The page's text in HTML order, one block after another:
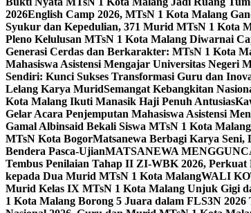
2026English Camp 2026, MTsN 1 Kota Malang
Syukur dan Kepedulian, 371 Murid MTsN 1 Kota
Pleno Kelulusan MTsN 1 Kota Malang Diwarnai
Generasi Cerdas dan Berkarakter: MTsN 1 Kota
Mahasiswa Asistensi Mengajar Universitas Negeri
Sendiri: Kunci Sukses Transformasi Guru dan
Lelang Karya MuridSemangat Kebangkitan
Kota Malang Ikuti Manasik Haji Penuh Antusias
Gelar Acara Penjemputan Mahasiswa Asistensi
Gamal Albinsaid Bekali Siswa MTsN 1 Kota
MTsN Kota BogorMatsanewa Berbagi Karya
Bendera Pasca-UjianMATSANEWA
Tembus Penilaian Tahap II ZI-WBK 2026,
kepada Dua Murid MTsN 1 Kota MalangWALI
Murid Kelas IX MTsN 1 Kota Malang Unjuk Gigi
1 Kota Malang Borong 5 Juara dalam FLS3N